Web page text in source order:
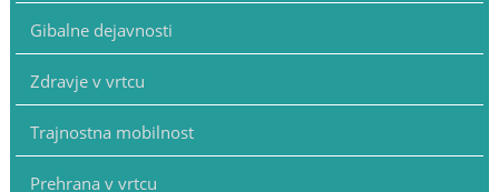
Gibalne dejavnosti
Zdravje v vrtcu
Trajnostna mobilnost
Prehrana v vrtcu